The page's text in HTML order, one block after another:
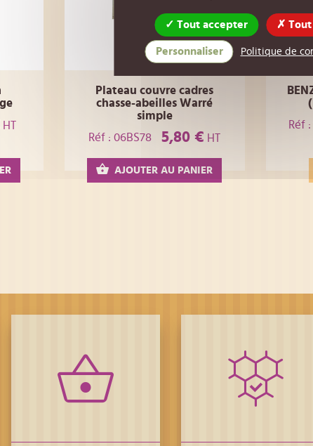
HT
Plateau couvre cadres
chasse-abeilles Warré
simple
Réf : 06BS78
5,80 € HT
AJOUTER AU PANIER
Réf :
Tout accepter
Personnaliser Politique de